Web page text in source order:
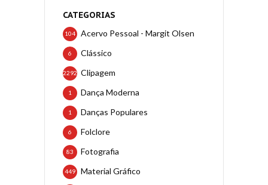
CATEGORIAS
Acervo Pessoal - Margit Olsen
104
Clássico
6
Clipagem
2292
Dança Moderna
1
Danças Populares
1
Folclore
6
Fotografia
83
Material Gráfico
449